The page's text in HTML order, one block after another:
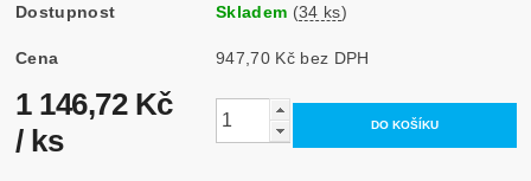
Dostupnost Skladem (34 ks)
Cena 947,70 Kč bez DPH
1 146,72 Kč
/ ks